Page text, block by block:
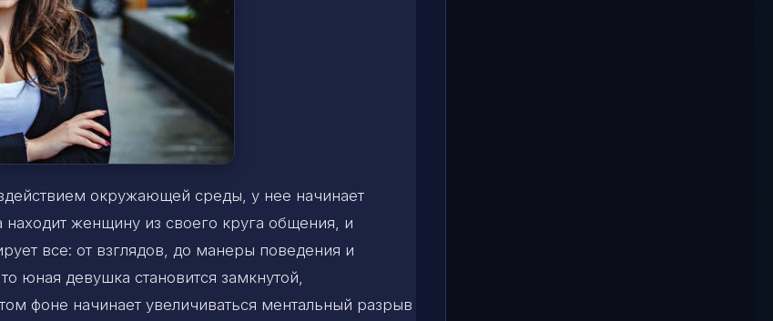
окружающей среды, у нее начинает
находит женщину из своего круга общения, и
все: от взглядов, до манеры поведения и
юная девушка становится замкнутой,
фоне начинает увеличиваться ментальный разрыв